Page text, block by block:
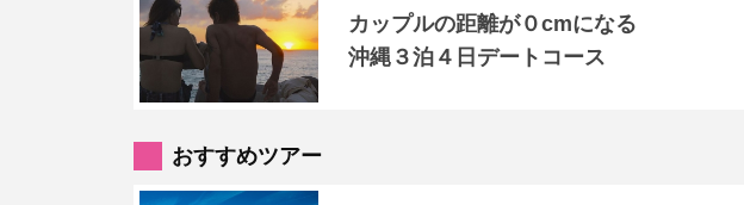
カップルの距離が０cmになる
沖縄３泊４日デートコース
おすすめツアー